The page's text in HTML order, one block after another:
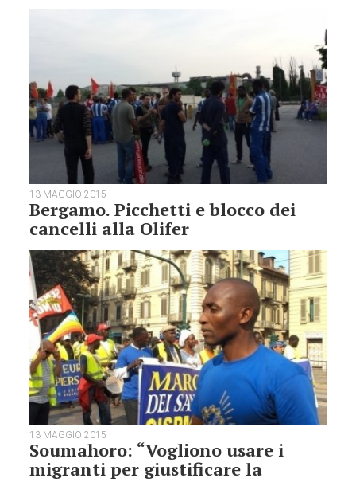
13 MAGGIO 2015
Bergamo. Picchetti e blocco dei
cancelli alla Olifer
13 MAGGIO 2015
Soumahoro: “Vogliono usare i
migranti per giustificare la